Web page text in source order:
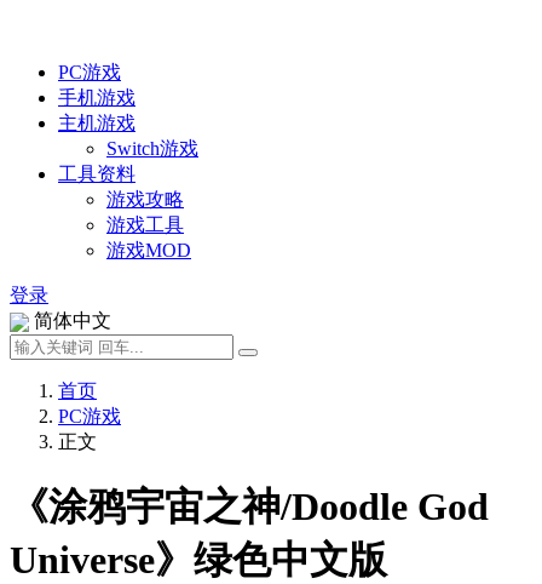
PC游戏
手机游戏
主机游戏
Switch游戏
工具资料
游戏攻略
游戏工具
游戏MOD
登录
简体中文
首页
PC游戏
正文
《涂鸦宇宙之神/Doodle God
Universe》绿色中文版